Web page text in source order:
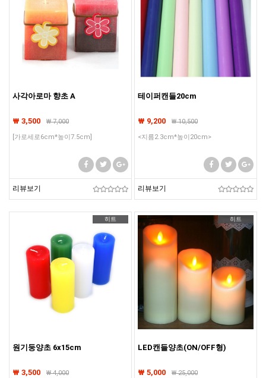
사각아로마 향초 A
₩ 3,500 ₩7,000
[가로세로6cm*높이7.5cm]
리뷰보기
테이퍼캔들20cm
₩ 9,200 ₩10,500
<지름2.3cm*높이20cm>
리뷰보기
히트
원기둥양초 6x15cm
₩ 3,500 ₩4,000
히트
LED캔들양초(ON/OFF형)
₩ 5,000 ₩25,000